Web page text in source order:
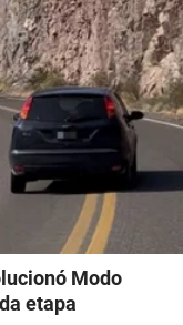
Modo
etapa